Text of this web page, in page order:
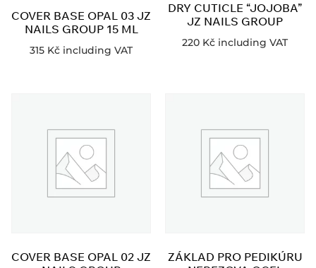
COVER BASE OPAL 03 JZ
NAILS GROUP 15 ML
315 Kč including VAT
DRY CUTICLE “JOJOBA”
JZ NAILS GROUP
220 Kč including VAT
COVER BASE OPAL 02 JZ
ZÁKLAD PRO PEDIKÚRU